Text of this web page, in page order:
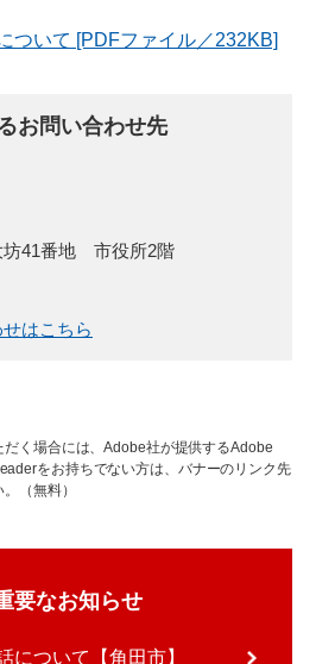
ついて [PDFファイル／232KB]
お問い合わせ先
坊41番地 市役所2階
はこちら
だく場合には、Adobe社が提供するAdobe
をお持ちでない方は、バナーのリンク先
（無料）
要なお知らせ
について【角田市】